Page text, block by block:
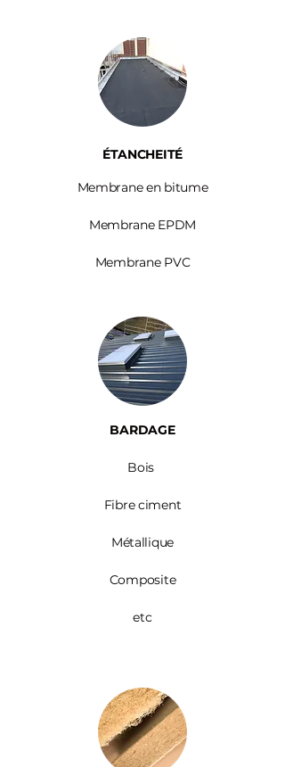
ÉTANCHEITÉ
Membrane en bitume
Membrane EPDM
Membrane PVC
BARDAGE​
Bois ​
Fibre ciment
Métallique
Composite
etc